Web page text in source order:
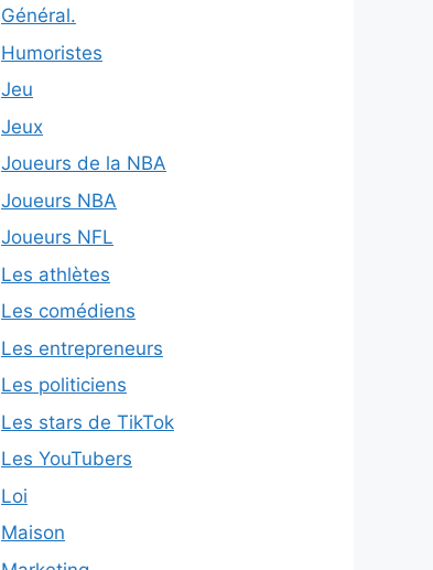
Général.
Humoristes
Jeu
Jeux
Joueurs de la NBA
Joueurs NBA
Joueurs NFL
Les athlètes
Les comédiens
Les entrepreneurs
Les politiciens
Les stars de TikTok
Les YouTubers
Loi
Maison